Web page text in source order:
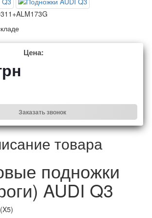
Цена:
Заказать звонок
товара
подножки
AUDI Q3